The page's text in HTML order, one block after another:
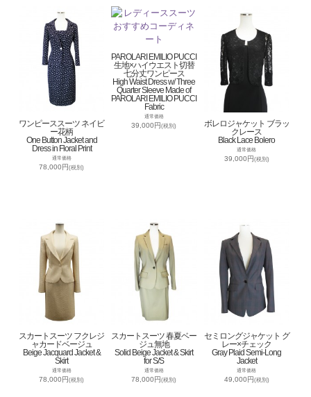
ワンピーススーツ ネイビ
ー花柄
One Button Jacket and
Dress in Floral Print
通常価格
78,000円(税別)
PAROLARI EMILIO PUCCI
生地×ハイウエスト切替
七分丈ワンピース
High Waist Dress w/ Three
Quarter Sleeve Made of
PAROLARI EMILIO PUCCI
Fabric
通常価格
39,000円(税別)
ボレロジャケット ブラッ
クレース
Black Lace Bolero
通常価格
39,000円(税別)
スカートスーツ フクレジ
ャカードベージュ
Beige Jacquard Jacket &
Skirt
通常価格
78,000円(税別)
スカートスーツ 春夏ベー
ジュ無地
Solid Beige Jacket & Skirt
for S/S
通常価格
78,000円(税別)
セミロングジャケット グ
レー×チェック
Gray Plaid Semi-Long
Jacket
通常価格
49,000円(税別)